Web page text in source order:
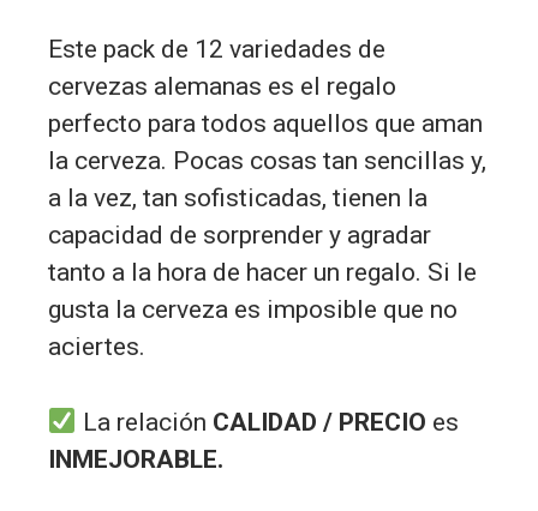
Este pack de 12 variedades de
cervezas alemanas es el regalo
perfecto para todos aquellos que aman
la cerveza. Pocas cosas tan sencillas y,
a la vez, tan sofisticadas, tienen la
capacidad de sorprender y agradar
tanto a la hora de hacer un regalo. Si le
gusta la cerveza es imposible que no
aciertes.
La relación CALIDAD / PRECIO es
INMEJORABLE.